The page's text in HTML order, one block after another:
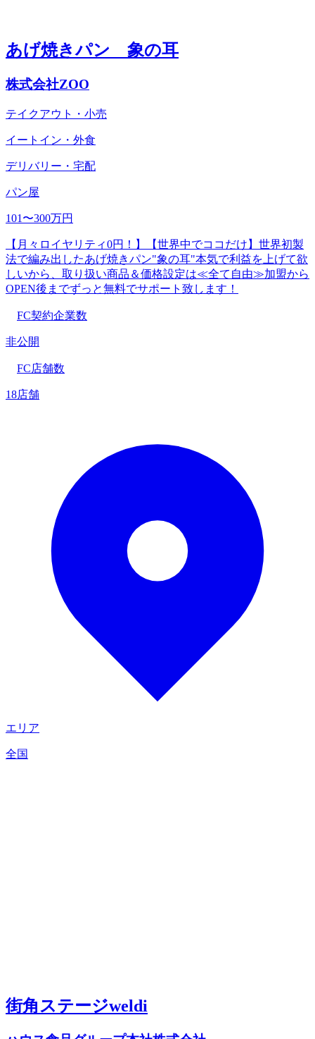
あげ焼きパン 象の耳
株式会社ZOO
テイクアウト・小売
イートイン・外食
デリバリー・宅配
パン屋
101〜300万円
【月々ロイヤリティ0円！】【世界中でココだけ】世界初製
法で編み出したあげ焼きパン"象の耳"本気で利益を上げて欲
しいから、取り扱い商品＆価格設定は≪全て自由≫加盟から
OPEN後までずっと無料でサポート致します！
FC契約企業数
非公開
FC店舗数
18店舗
エリア
全国
街角ステージweldi